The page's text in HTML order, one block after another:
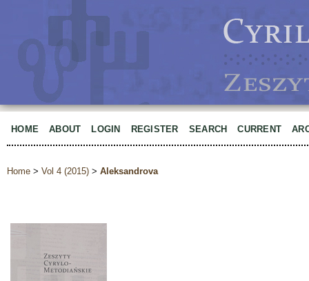
HOME ABOUT LOGIN REGISTER SEARCH CURRENT
Home > Vol 4 (2015) > Aleksandrova